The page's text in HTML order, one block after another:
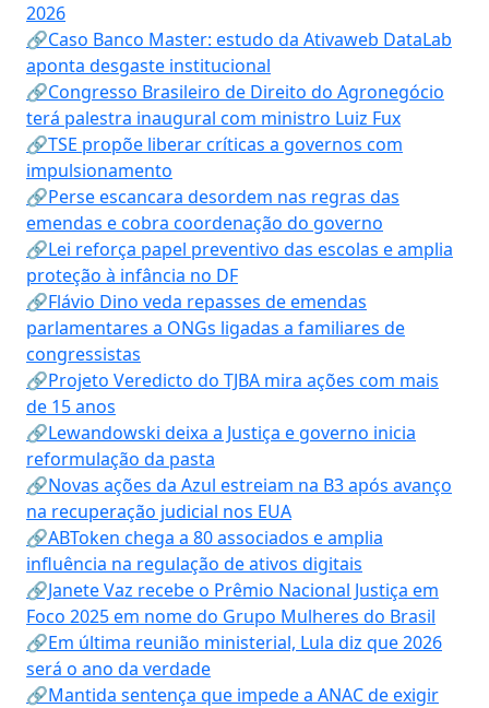
2026
🔗Caso Banco Master: estudo da Ativaweb DataLab
aponta desgaste institucional
🔗Congresso Brasileiro de Direito do Agronegócio
terá palestra inaugural com ministro Luiz Fux
🔗TSE propõe liberar críticas a governos com
impulsionamento
🔗Perse escancara desordem nas regras das
emendas e cobra coordenação do governo
🔗Lei reforça papel preventivo das escolas e amplia
proteção à infância no DF
🔗Flávio Dino veda repasses de emendas
parlamentares a ONGs ligadas a familiares de
congressistas
🔗Projeto Veredicto do TJBA mira ações com mais
de 15 anos
🔗Lewandowski deixa a Justiça e governo inicia
reformulação da pasta
🔗Novas ações da Azul estreiam na B3 após avanço
na recuperação judicial nos EUA
🔗ABToken chega a 80 associados e amplia
influência na regulação de ativos digitais
🔗Janete Vaz recebe o Prêmio Nacional Justiça em
Foco 2025 em nome do Grupo Mulheres do Brasil
🔗Em última reunião ministerial, Lula diz que 2026
será o ano da verdade
🔗Mantida sentença que impede a ANAC de exigir